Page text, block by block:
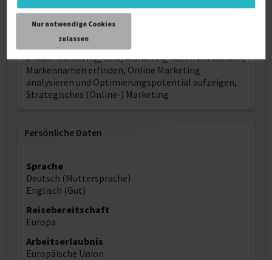
Nur notwendige Cookies
zulassen
Weitere Kenntnisse
E-Mail-Marketing, SEO, Marketing-Ideen entwickeln,
Markennamen erfinden, Online Marketing
analysieren und Optimierungspotential aufzeigen,
Strategisches (Online-) Marketing
Persönliche Daten
Sprache
Deutsch (Muttersprache)
Englisch (Gut)
Reisebereitschaft
Europa
Arbeitserlaubnis
Europäische Union